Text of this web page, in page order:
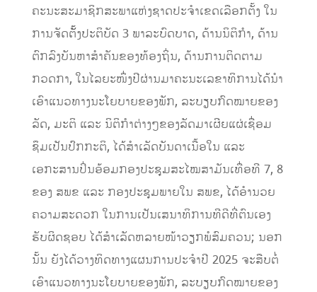
ຄະນະສະມາຊິກສະພາແຫ່ງຊາດປະຈຳເຂດເລືອກຕັ້ງ ໃນ
ການຈັດຕັ້ັ້ງປະຕິບັດ 3 ພາລະບົດບາດ, ດ້ານນິຕິກຳ, ດ້ານ
ຕົກລົງບັນຫາສຳຄັນຂອງທ້ອງຖິ່ນ, ດ້ານການຕິດຕາມ
ກວດກາ, ໃນໄລຍະໜຶ່ງປີຜ່ານມາຄະນະເລຂາທິການໄດ້ນຳ
ເອົາແນວທາງນະໂຍບາຍຂອງພັກ, ລະບຽບກົດໝາຍຂອງ
ລັດ, ມະຕິ ແລະ ນິຕິກຳຕ່າງໆຂອງລັດມາເຜີຍແຜ່ເຊື່ອມ
ຊຶມເປັນປົກກະຕິ, ໄດ້ສຳເລັດບັນດາເນື້ອໃນ ແລະ
ເອກະສານປິ່ນອ້ອມກອງປະຊຸມສະໄໝສາມັນເທື່ອທີ 7, 8
ຂອງ ສພຂ ແລະ ກອງປະຊຸມພາຍໃນ ສພຂ, ໄດ້ອຳນວຍ
ຄວາມສະດວກ ໃນການເປັນເສນາທິການທີດີທີ່ຕົນເອງ
ຮັບຜິດຊອບ ໄດ້ສຳເລັດຫລາຍໜ້າວຽກພໍສົມຄວນ; ນອກ
ນັ້ນ ຍັງໄດ້ວາງທິດທາງແຜນການປະຈຳປີ 2025 ຈະສືບຕໍ່
ເອົາແນວທາງນະໂຍບາຍຂອງພັກ, ລະບຽບກົດໝາຍຂອງ